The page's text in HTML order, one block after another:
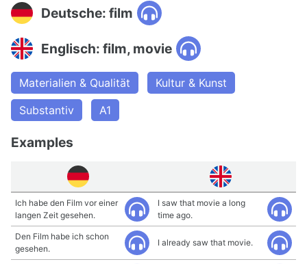
Deutsche: film
Englisch: film, movie
Materialien & Qualität
Kultur & Kunst
Substantiv
A1
Examples
Ich habe den Film vor einer
langen Zeit gesehen.
I saw that movie a long
time ago.
Den Film habe ich schon
gesehen.
I already saw that movie.